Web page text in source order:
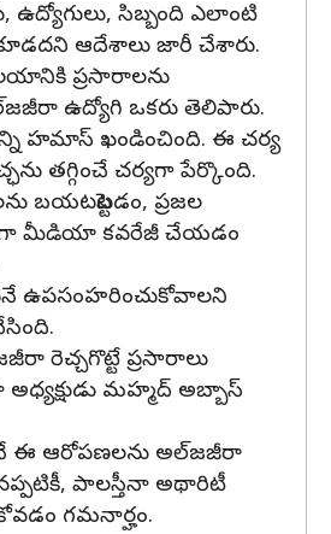
ఉద్యోగులు, సిబ్బంది ఎలాంటి
ఆదేశాలు జారీ చేశారు.
ప్రసారాలను
ఉద్యోగి ఒకరు తెలిపారు.
హమాస్ ఖండించింది. ఈ చర్య
తగ్గించే చర్యగా పేర్కొంది.
బయటపెట్టడం, ప్రజల
మీడియా కవరేజీ చేయడం
ఉపసంహరించుకోవాలని
రెచ్చగొట్టే ప్రసారాలు
అధ్యక్షుడు మహ్మద్ అబ్బాస్
ఈ ఆరోపణలను అల్‌జజీరా
పాలస్తీనా అథారిటీ
గమనార్హం.